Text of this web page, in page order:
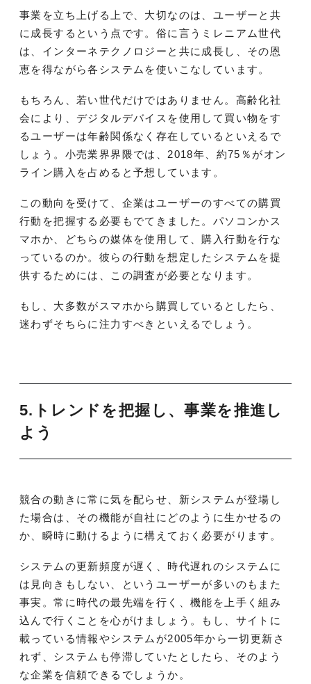
事業を立ち上げる上で、大切なのは、ユーザーと共
に成長するという点です。俗に言うミレニアム世代
は、インターネテクノロジーと共に成長し、その恩
恵を得ながら各システムを使いこなしています。
もちろん、若い世代だけではありません。高齢化社
会により、デジタルデバイスを使用して買い物をす
るユーザーは年齢関係なく存在しているといえるで
しょう。小売業界界隈では、2018年、約75％がオン
ライン購入を占めると予想しています。
この動向を受けて、企業はユーザーのすべての購買
行動を把握する必要もでてきました。パソコンかス
マホか、どちらの媒体を使用して、購入行動を行な
っているのか。彼らの行動を想定したシステムを提
供するためには、この調査が必要となります。
もし、大多数がスマホから購買しているとしたら、
迷わずそちらに注力すべきといえるでしょう。
5.トレンドを把握し、事業を推進し
よう
競合の動きに常に気を配らせ、新システムが登場し
た場合は、その機能が自社にどのように生かせるの
か、瞬時に動けるように構えておく必要がります。
システムの更新頻度が遅く、時代遅れのシステムに
は見向きもしない、というユーザーが多いのもまた
事実。常に時代の最先端を行く、機能を上手く組み
込んで行くことを心がけましょう。もし、サイトに
載っている情報やシステムが2005年から一切更新さ
れず、システムも停滞していたとしたら、そのよう
な企業を信頼できるでしょうか。